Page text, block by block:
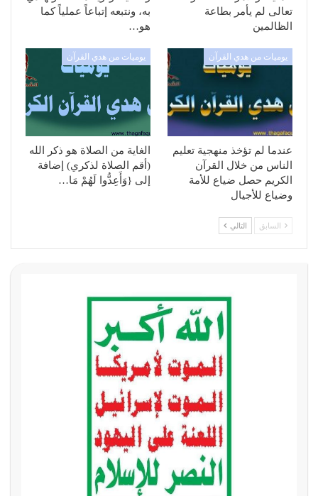
تعالى لم يأمر بطاعة
الظالمين
به، ونتبعه إتباعاً عملياً كما
هو…
يوميات من هدي القرآن
عندما لم تؤخذ منهجية تعليم
الناس من خلال القرآن
الكريم حصل ضياع للأمة
وضياع للأجيال
يوميات من هدي القرآن
الغاية من الصلاة هو ذكر الله
(أقم الصلاة لذكري) إضافة
إلى {وَأَعِدُّوا لَهُمْ مَا…
السابق التالي